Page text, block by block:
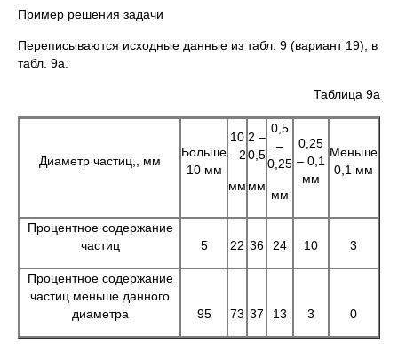
Пример решения задачи
Переписываются исходные данные из табл. 9 (вариант 19), в
табл. 9а.
Таблица 9а
Диаметр частиц,, мм
Больше
10 мм
10
– 2
мм
2 –
0,5
мм
0,5
–
0,25
мм
0,25
– 0,1
мм
Меньше
0,1 мм
Процентное содержание
частиц
5 22 36 24 10 3
Процентное содержание
частиц меньше данного
диаметра
95 73 37 13 3 0